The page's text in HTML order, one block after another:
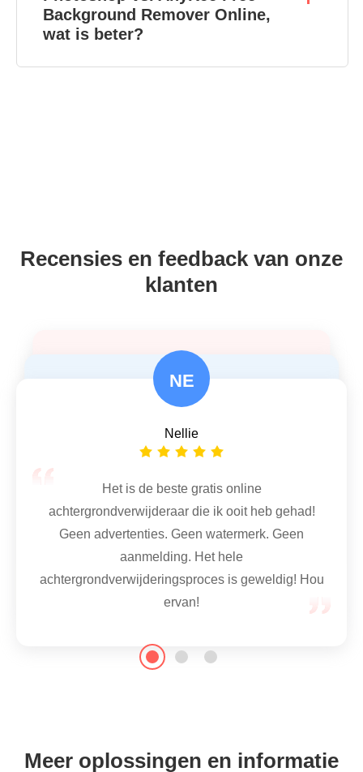
Background Remover Online,
wat is beter?
Recensies en feedback van onze
klanten
Corey
Ik gebruik de online achtergrondverwijderaar
transparant te maken voor Amazon. Het is
gemakkelijk en snel te gebruiken. Ik zal deze
tool aanbevelen aan andere online verkopers.
NE
Nellie
Het is de beste gratis online
achtergrondverwijderaar die ik ooit heb gehad!
Geen advertenties. Geen watermerk. Geen
aanmelding. Het hele
achtergrondverwijderingsproces is geweldig! Hou
ervan!
Anthony
geprobeerd, zoals removebg, adobe express,
photoscissors, experte, enz. Ze zijn goed, maar
niet geschikt voor mij. Alleen uw online tool doet
geweldig werk bij het wissen van de foto-
achtergrond.
Meer oplossingen en informatie